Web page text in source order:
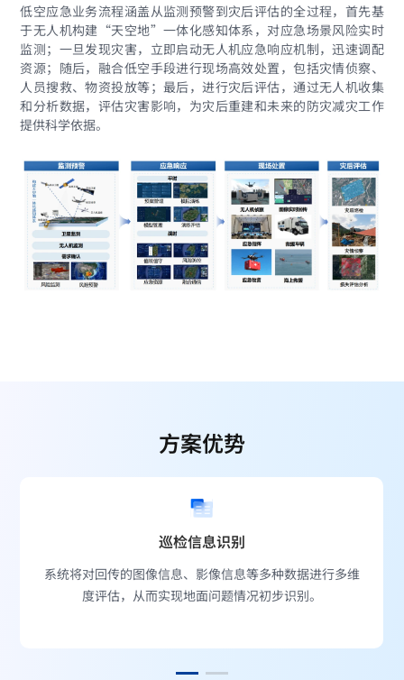
低空应急业务流程涵盖从监测预警到灾后评估的全过程，首先基
于无人机构建“天空地”一体化感知体系，对应急场景风险实时
监测；一旦发现灾害，立即启动无人机应急响应机制，迅速调配
资源；随后，融合低空手段进行现场高效处置，包括灾情侦察、
人员搜救、物资投放等；最后，进行灾后评估，通过无人机收集
和分析数据，评估灾害影响，为灾后重建和未来的防灾减灾工作
提供科学依据。
方案优势
巡检信息识别
系统将对回传的图像信息、影像信息等多种数据进行多维
度评估，从而实现地面问题情况初步识别。